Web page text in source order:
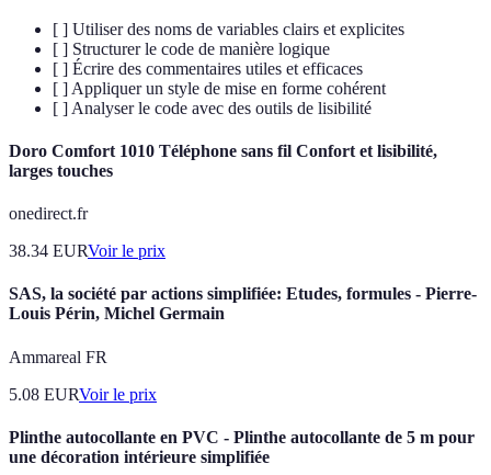
[ ] Utiliser des noms de variables clairs et explicites
[ ] Structurer le code de manière logique
[ ] Écrire des commentaires utiles et efficaces
[ ] Appliquer un style de mise en forme cohérent
[ ] Analyser le code avec des outils de lisibilité
Doro Comfort 1010 Téléphone sans fil Confort et lisibilité,
larges touches
onedirect.fr
38.34 EURVoir le prix
SAS, la société par actions simplifiée: Etudes, formules - Pierre-
Louis Périn, Michel Germain
Ammareal FR
5.08 EURVoir le prix
Plinthe autocollante en PVC - Plinthe autocollante de 5 m pour
une décoration intérieure simplifiée